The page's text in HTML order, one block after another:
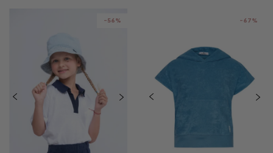
-56% -67%